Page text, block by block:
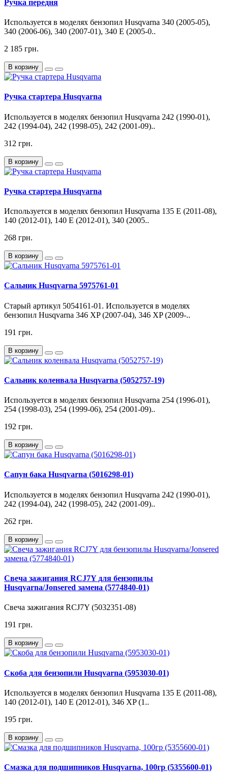
Ручка передня
Используется в моделях бензопил Husqvarna 340 (2005-05),
340 (2006-06), 340 (2007-01), 340 E (2005-0..
2 185 грн.
В корзину
Ручка стартера Husqvarna
Используется в моделях бензопил Husqvarna 242 (1990-01),
242 (1994-04), 242 (1998-05), 242 (2001-09)..
312 грн.
В корзину
Ручка стартера Husqvarna
Используется в моделях бензопил Husqvarna 135 E (2011-08),
140 (2012-01), 140 E (2012-01), 340 (2005..
268 грн.
В корзину
Сальник Husqvarna 5975761-01
Старый артикул 5054161-01. Используется в моделях
бензопил Husqvarna 346 XP (2007-04), 346 XP (2009-..
191 грн.
В корзину
Сальник коленвала Husqvarna (5052757-19)
Используется в моделях бензопил Husqvarna 254 (1996-01),
254 (1998-03), 254 (1999-06), 254 (2001-09)..
192 грн.
В корзину
Сапун бака Husqvarna (5016298-01)
Используется в моделях бензопил Husqvarna 242 (1990-01),
242 (1994-04), 242 (1998-05), 242 (2001-09)..
262 грн.
В корзину
Свеча зажигания RCJ7Y для бензопилы
Husqvarna/Jonsered замена (5774840-01)
Свеча зажигания RCJ7Y (5032351-08)
191 грн.
В корзину
Скоба для бензопили Husqvarna (5953030-01)
Используется в моделях бензопил Husqvarna 135 E (2011-08),
140 (2012-01), 140 E (2012-01), 346 XP (1..
195 грн.
В корзину
Смазка для подшипников Husqvarna, 100гр (5355600-01)